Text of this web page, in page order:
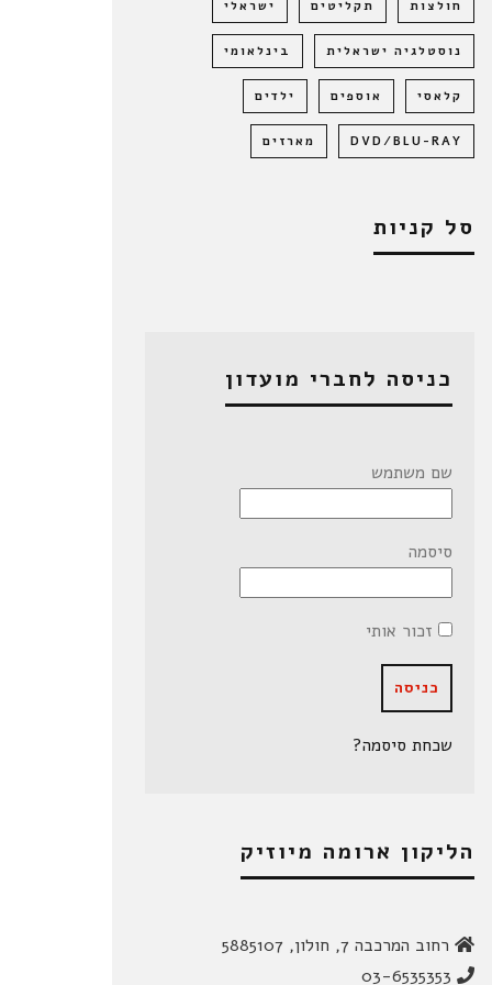
חולצות תקליטים ישראלי
נוסטלגיה ישראלית בינלאומי
קלאסי אוספים ילדים
DVD/BLU-RAY מארזים
סל קניות
כניסה לחברי מועדון
שם משתמש
סיסמה
זכור אותי
שכחת סיסמה?
הליקון ארומה מיוזיק
רחוב המרכבה 7, חולון, 5885107